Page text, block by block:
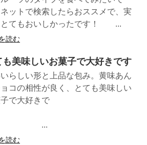
ットで検索したらおススメで、実
とてもおいしかったです！ ...
読む
も美味しいお菓子で大好きです
らしい形と上品な包み。黄味あん
コの相性が良く、とても美味しい
で大好きで
。
読む